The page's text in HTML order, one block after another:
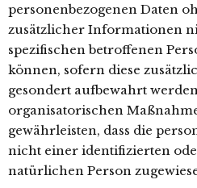
personenbezogenen Daten
zusätzlicher Informationen
spezifischen betroffenen
können, sofern diese
gesondert aufbewahrt
organisatorischen
gewährleisten, dass die
nicht einer identifizierten
natürlichen Person